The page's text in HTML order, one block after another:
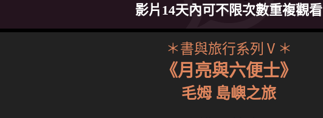
影片14天內可不限次數重複觀看
＊書與旅行系列Ⅴ＊
《月亮與六便士》
毛姆 島嶼之旅